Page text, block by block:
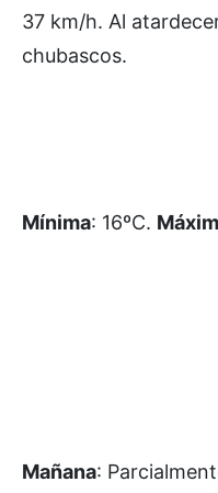
37 km/h. Al
chubascos.
Mínima: 16ºC.
Mañana: